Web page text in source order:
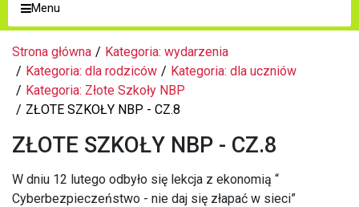
Menu
Strona główna
Kategoria: wydarzenia
Kategoria: dla rodziców
Kategoria: dla uczniów
Kategoria: Złote Szkoły NBP
ZŁOTE SZKOŁY NBP - CZ.8
ZŁOTE SZKOŁY NBP - CZ.8
W dniu 12 lutego odbyło się lekcja z ekonomią “
Cyberbezpieczeństwo - nie daj się złapać w sieci”